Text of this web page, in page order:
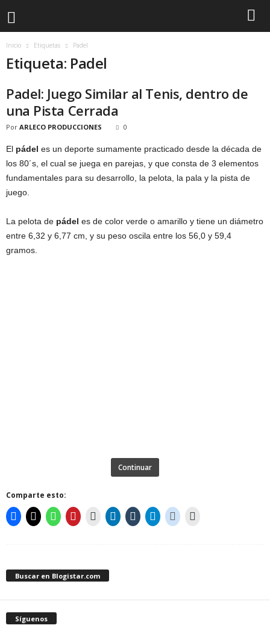
Inicio Etiquetas Padel
Etiqueta: Padel
Padel: Juego Similar al Tenis, dentro de
una Pista Cerrada
Por ARLECO PRODUCCIONES 0
El pádel es un deporte sumamente practicado desde la década de
los 80´s, el cual se juega en parejas, y que consta de 3 elementos
fundamentales para su desarrollo, la pelota, la pala y la pista de
juego.
La pelota de pádel es de color verde o amarillo y tiene un diámetro
entre 6,32 y 6,77 cm, y su peso oscila entre los 56,0 y 59,4
gramos.
Continuar
Comparte esto:
Buscar en Blogistar.com
Síguenos